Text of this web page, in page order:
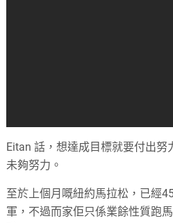
Eitan 話，想達成目標就要付出
未夠努力。
至於上個月嘅紐約馬拉松，已經
軍，不過而家佢只係業餘性質跑